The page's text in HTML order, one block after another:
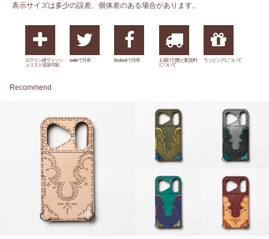
表示サイズは多少の誤差、個体差のある場合があります。
ログイン後ウィッシ
ュリスト追加可能
twitterで共有 facebookで共有
お届け日数と配送料
について
ラッピングについて
Recommend